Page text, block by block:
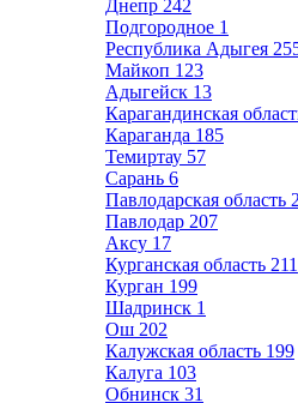
Днепр 242
Подгородное 1
Республика Адыгея
Майкоп 123
Адыгейск 13
Карагандинская
Караганда 185
Темиртау 57
Сарань 6
Павлодарская область
Павлодар 207
Аксу 17
Курганская область 211
Курган 199
Шадринск 1
Ош 202
Калужская область 199
Калуга 103
Обнинск 31